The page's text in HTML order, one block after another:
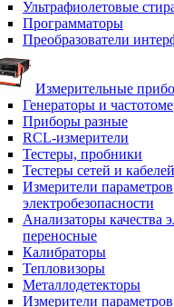
Ультрафиолетовые
Программаторы
Преобразователи
Измерительные
Генераторы и
Приборы разные
RCL-измерители
Тестеры, пробники
Тестеры сетей и кабелей
Измерители параметров
электробезопасности
Анализаторы качества
переносные
Калибраторы
Тепловизоры
Металлодетекторы
Измерители